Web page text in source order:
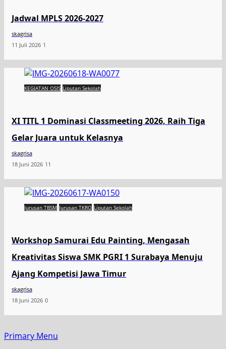
Jadwal MPLS 2026-2027
skagrisa
11 Juli 2026 1
KEGIATAN OSIS Liputan Sekolah
XI TITL 1 Dominasi Classmeeting 2026, Raih Tiga
Gelar Juara untuk Kelasnya
skagrisa
18 Juni 2026 11
Jurusan TBSM Jurusan TKRO Liputan Sekolah
Workshop Samurai Edu Painting, Mengasah
Kreativitas Siswa SMK PGRI 1 Surabaya Menuju
Ajang Kompetisi Jawa Timur
skagrisa
18 Juni 2026 0
Primary Menu